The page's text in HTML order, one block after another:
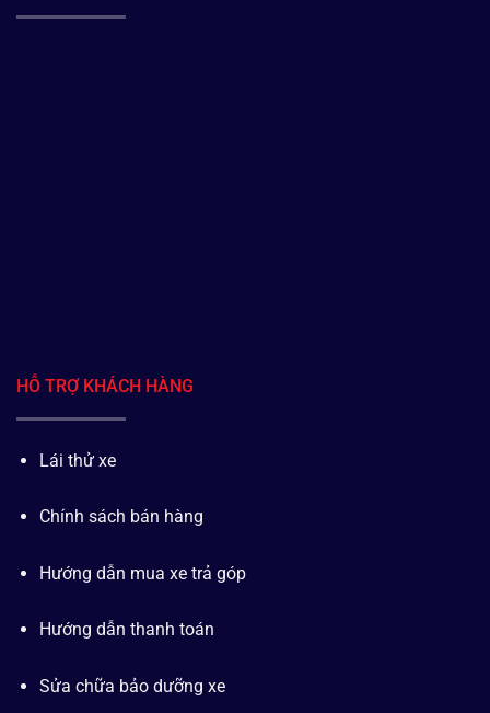
HỖ TRỢ KHÁCH HÀNG
Lái thử xe
Chính sách bán hàng
Hướng dẫn mua xe trả góp
Hướng dẫn thanh toán
Sửa chữa bảo dưỡng xe